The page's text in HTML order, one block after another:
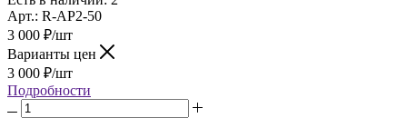
Арт.: R-AP2-50
3 000 ₽/шт
Варианты цен
3 000 ₽/шт
Подробности